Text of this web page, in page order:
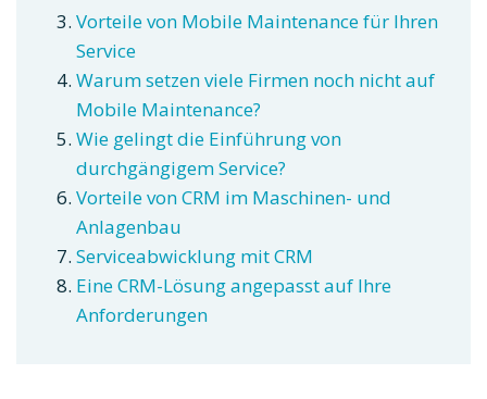
Vorteile von Mobile Maintenance für Ihren
Service
Warum setzen viele Firmen noch nicht auf
Mobile Maintenance?
Wie gelingt die Einführung von
durchgängigem Service?
Vorteile von CRM im Maschinen- und
Anlagenbau
Serviceabwicklung mit CRM
Eine CRM-Lösung angepasst auf Ihre
Anforderungen